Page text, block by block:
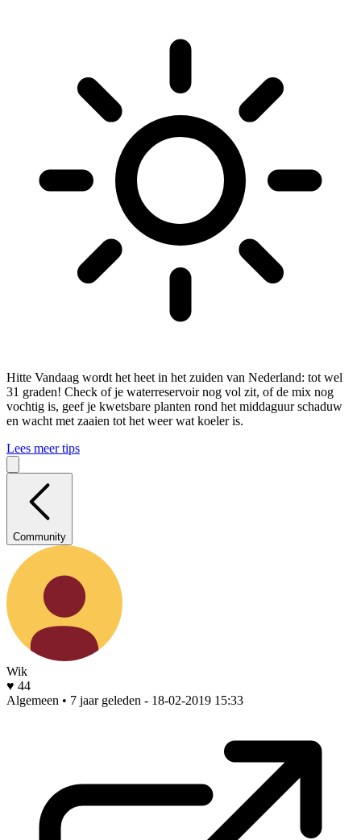
Hitte Vandaag wordt het heet in het zuiden van Nederland: tot wel
31 graden! Check of je waterreservoir nog vol zit, of de mix nog
vochtig is, geef je kwetsbare planten rond het middaguur schaduw
en wacht met zaaien tot het weer wat koeler is.
Lees meer tips
Community
Wik
♥ 44
Algemeen • 7 jaar geleden - 18-02-2019 15:33